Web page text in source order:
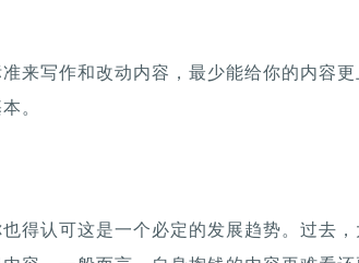
来写作和改动内容，最少能给你的内容
。
得认可这是一个必定的发展趋势。过去